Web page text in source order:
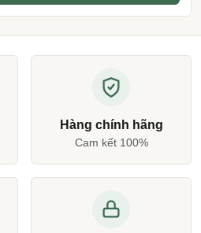
Hàng chính hãng
Cam kết 100%